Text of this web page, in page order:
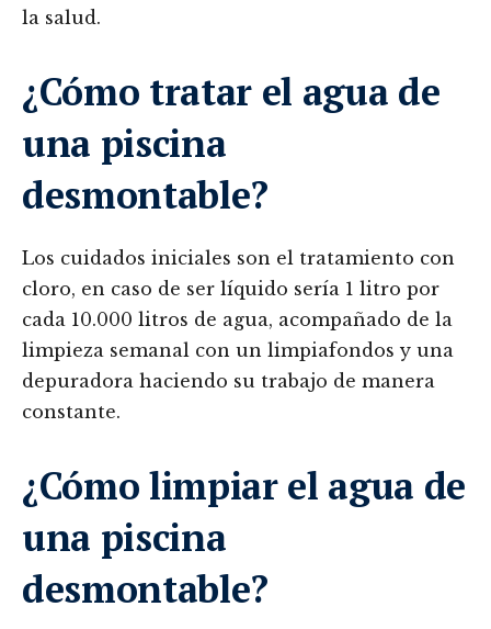
la salud.
¿Cómo tratar el agua de
una piscina
desmontable?
Los cuidados iniciales son el tratamiento con
cloro, en caso de ser líquido sería 1 litro por
cada 10.000 litros de agua, acompañado de la
limpieza semanal con un limpiafondos y una
depuradora haciendo su trabajo de manera
constante.
¿Cómo limpiar el agua de
una piscina
desmontable?